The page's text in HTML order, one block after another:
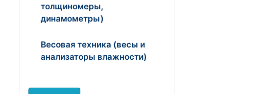
толщиномеры,
динамометры)
Весовая техника (весы и
анализаторы влажности)